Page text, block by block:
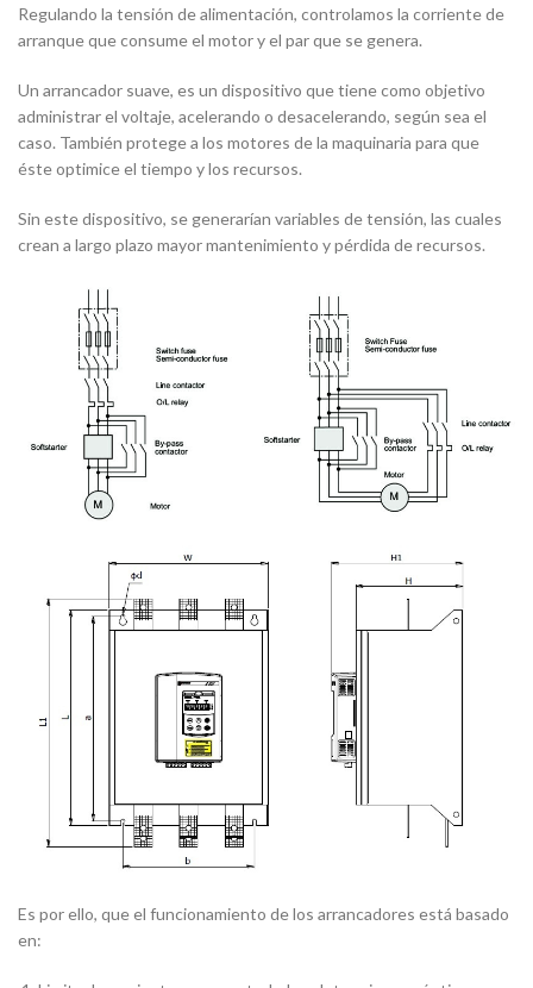
Regulando la tensión de alimentación, controlamos la corriente de
arranque que consume el motor y el par que se genera.
Un arrancador suave, es un dispositivo que tiene como objetivo
administrar el voltaje, acelerando o desacelerando, según sea el
caso. También protege a los motores de la maquinaria para que
éste optimice el tiempo y los recursos.
Sin este dispositivo, se generarían variables de tensión, las cuales
crean a largo plazo mayor mantenimiento y pérdida de recursos.
Es por ello, que el funcionamiento de los arrancadores está basado
en: